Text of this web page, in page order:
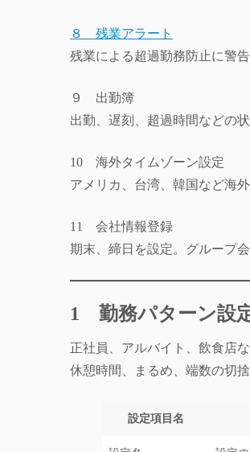
８ 残業アラート
残業による超過勤務防止に警
９ 出勤簿
出勤、遅刻、超過時間などの
10 海外タイムゾーン設定
アメリカ、台湾、韓国など海外
11 会社情報登録
期末、締日を設定。グループ会
1 勤務パターン設
正社員、アルバイト、飲食店
休憩時間、まるめ、端数の切
設定項目名